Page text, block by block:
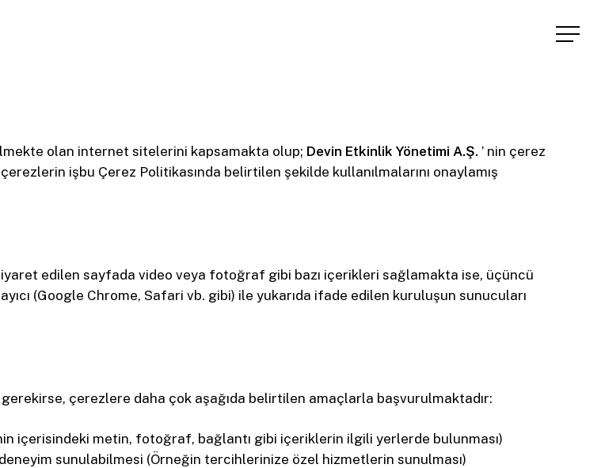
Menu
olan internet sitelerini kapsamakta olup; Devin Etkinlik Yönetimi A.Ş. ’ nin çerez
işbu Çerez Politikasında belirtilen şekilde kullanılmalarını onaylamış
edilen sayfada video veya fotoğraf gibi bazı içerikleri sağlamakta ise, üçüncü
(Google Chrome, Safari vb. gibi) ile yukarıda ifade edilen kuruluşun sunucuları
çerezlere daha çok aşağıda belirtilen amaçlarla başvurulmaktadır:
içerisindeki metin, fotoğraf, bağlantı gibi içeriklerin ilgili yerlerde bulunması)
sunulabilmesi (Örneğin tercihlerinize özel hizmetlerin sunulması)